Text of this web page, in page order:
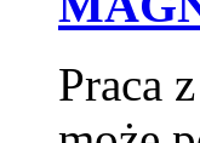
Praca